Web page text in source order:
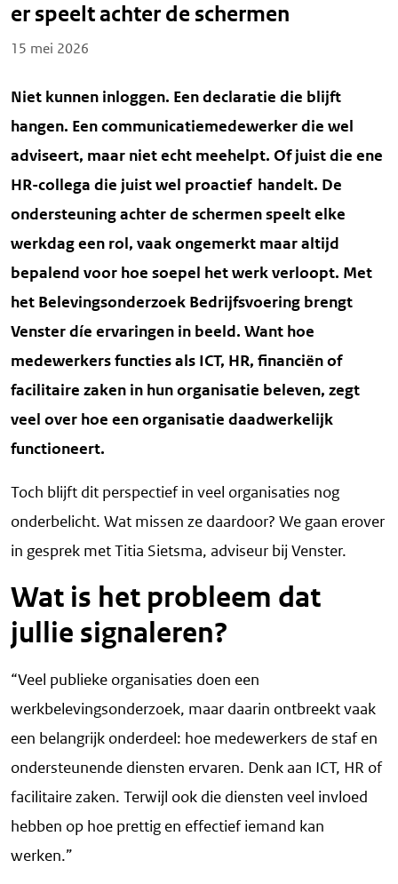
er speelt achter de schermen
Posted on
15 mei 2026
Niet kunnen inloggen. Een declaratie die blijft
hangen. Een communicatiemedewerker die wel
adviseert, maar niet echt meehelpt. Of juist die ene
HR-collega die juist wel proactief handelt. De
ondersteuning achter de schermen speelt elke
werkdag een rol, vaak ongemerkt maar altijd
bepalend voor hoe soepel het werk verloopt. Met
het Belevingsonderzoek Bedrijfsvoering brengt
Venster díe ervaringen in beeld. Want hoe
medewerkers functies als ICT, HR, financiën of
facilitaire zaken in hun organisatie beleven, zegt
veel over hoe een organisatie daadwerkelijk
functioneert.
Toch blijft dit perspectief in veel organisaties nog
onderbelicht. Wat missen ze daardoor? We gaan erover
in gesprek met Titia Sietsma, adviseur bij Venster.
Wat is het probleem dat
jullie signaleren?
“Veel publieke organisaties doen een
werkbelevingsonderzoek, maar daarin ontbreekt vaak
een belangrijk onderdeel: hoe medewerkers de staf en
ondersteunende diensten ervaren. Denk aan ICT, HR of
facilitaire zaken. Terwijl ook die diensten veel invloed
hebben op hoe prettig en effectief iemand kan
werken.”